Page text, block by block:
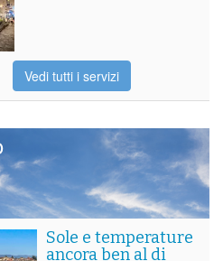
Vedi tutti i servizi
Sole e temperature
ancora ben al di